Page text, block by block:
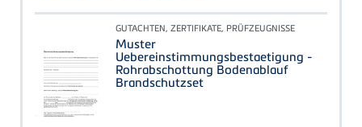
GUTACHTEN, ZERTIFIKATE, PRÜFZEUGNISSE
Muster
Uebereinstimmungsbestaetigung -
Rohrabschottung Bodenablauf
Brandschutzset